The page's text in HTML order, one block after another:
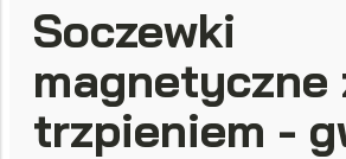
Soczewki
magnetyczne
trzpieniem -